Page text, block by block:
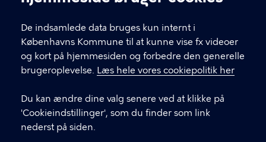
De indsamlede data bruges kun internt i
Københavns Kommune til at kunne vise fx videoer
og kort på hjemmesiden og forbedre den generelle
brugeroplevelse. Læs hele vores cookiepolitik her
Du kan ændre dine valg senere ved at klikke på
'Cookieindstillinger', som du finder som link
nederst på siden.
FishTank Social Hub, Ingerslevsgade 44, 1705
København V.
vesterbrolokaludvalg@okf.kk.dk
LINKS